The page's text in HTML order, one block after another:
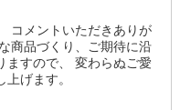
コメントいただきありが
商品づくり、ご期待に沿
ますので、 変わらぬご愛
げます。